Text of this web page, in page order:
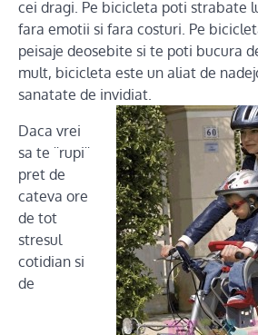
cei dragi. Pe bicicleta poti strabate
fara emotii si fara costuri. Pe
peisaje deosebite si te poti bucura
mult, bicicleta este un aliat de
sanatate de invidiat.
Daca vrei
sa te ¨rupi¨
pret de
cateva ore
de tot
stresul
cotidian si
de